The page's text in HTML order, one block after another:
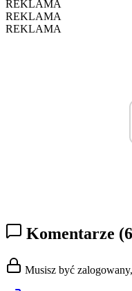
REKLAMA
REKLAMA
REKLAMA
Komentarze
Musisz być